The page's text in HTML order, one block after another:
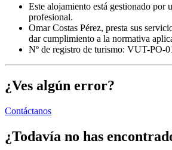
Este alojamiento está gestionado por
profesional.
Omar Costas Pérez, presta sus
dar cumplimiento a la normativa
Nº de registro de turismo: VUT-PO-
¿Ves algún error?
Contáctanos
¿Todavía no has